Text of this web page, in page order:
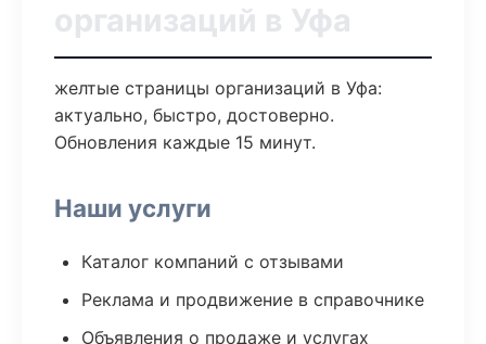
организаций в Уфа
желтые страницы организаций в Уфа:
актуально, быстро, достоверно.
Обновления каждые 15 минут.
Наши услуги
Каталог компаний с отзывами
Реклама и продвижение в справочнике
Объявления о продаже и услугах